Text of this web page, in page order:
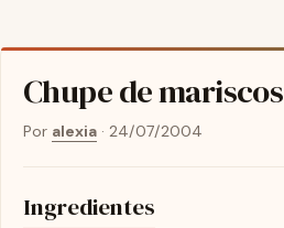
Chupe de mariscos
Por alexia · 24/07/2004
Ingredientes